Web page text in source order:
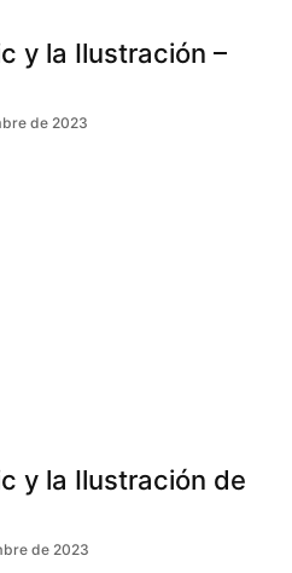
y la Ilustración –
de 2023
y la Ilustración de
de 2023